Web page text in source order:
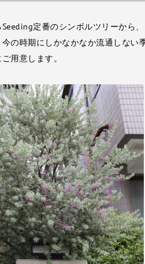
定番のシンボルツリーから、
の時期にしかなかなか流通しない
用意します。